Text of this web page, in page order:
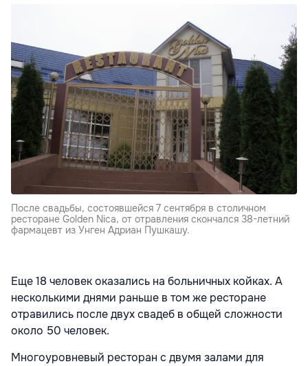
После свадьбы, состоявшейся 7 сентября в столичном
ресторане Golden Nica, от отравления скончался 38-летний
фармацевт из Унген Адриан Пушкашу.
Еще 18 человек оказались на больничных койках. А
несколькими днями раньше в том же ресторане
отравились после двух свадеб в общей сложности
около 50 человек.
Многоуровневый ресторан с двумя залами для